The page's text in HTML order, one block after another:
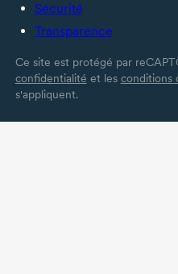
Sécurité
Transparence
Ce site est protégé par
confidentialité et les conditions
s'appliquent.